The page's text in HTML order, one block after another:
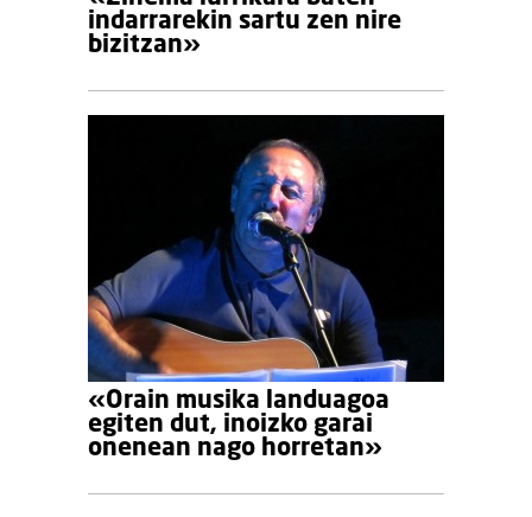
indarrarekin sartu zen nire
bizitzan»
«Orain musika landuagoa
egiten dut, inoizko garai
onenean nago horretan»